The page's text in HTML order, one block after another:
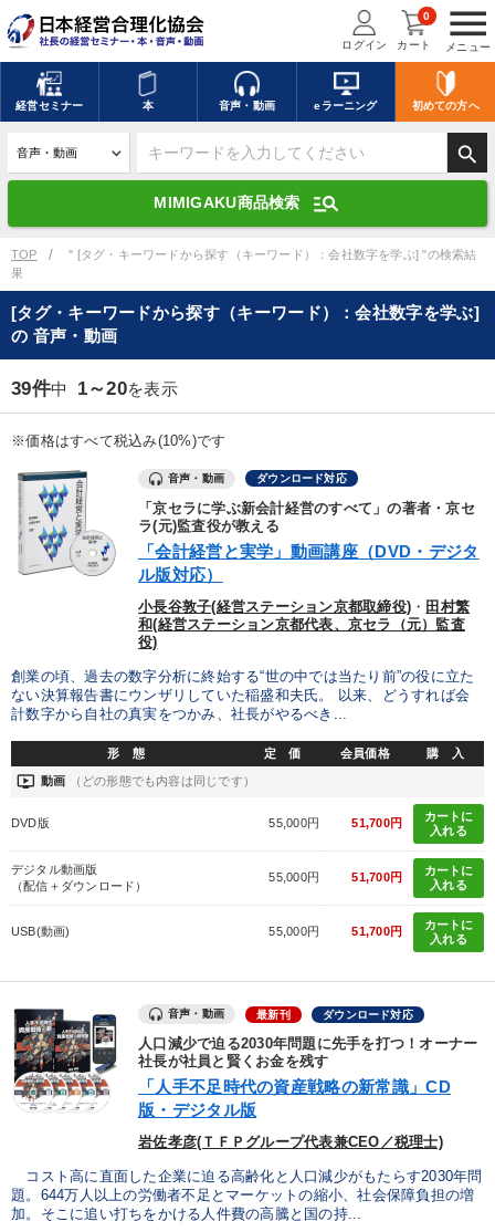
menu
メニュー
ログイン カート
0
経営セミナー 本 音声・動画 eラーニング 初めての方へ
search
MIMIGAKU商品検索 manage_search
キーワードを入力して探す
デジタル版対応のみ検索結果に表示する
search 上記の条件で検索
mic 講演収録物を探す
ます
カテゴリー
優秀各社の智恵と戦略 事業家のロマンと経営
若手異才経営者の発想 専門家のアドバイス
リーダーの器量を学ぶ
テーマ
大竹愼一書籍 「儲けの本質」を突く
【最新刊】精神科医・和田秀樹の「老いない力」＋健康な社長と
オーナー社長の「現場力の経営」＋現場の「儲ける力」をさらに
製造業 卸売・小売・飲食業
IT・サービス・金融業 コンサルタント 専門家
株式投資 DX 入門篇 大竹愼一
TOP
" [タグ・キーワードから探す（キーワード）：会社数字を学ぶ] "の検索結
果
[タグ・キーワードから探す（キーワード）：会社数字を学ぶ]
の 音声・動画
39件中 1～20を表示
※価格はすべて税込み(10%)です
音声・動画 ダウンロード対応
「京セラに学ぶ新会計経営のすべて」の著者・京セ
ラ(元)監査役が教える
「会計経営と実学」動画講座（DVD・デジタ
ル版対応）
小長谷敦子(経営ステーション京都取締役) ・ 田村繁
和(経営ステーション京都代表、京セラ（元）監査
役)
創業の頃、過去の数字分析に終始する“世の中では当たり前”の役に立た
ない決算報告書にウンザリしていた稲盛和夫氏。 以来、どうすれば会
計数字から自社の真実をつかみ、社長がやるべき...
形 態 定 価 会員価格 購 入
ondemand_video 動画 （どの形態でも内容は同じです）
DVD版 55,000円 51,700円
カートに
入れる
デジタル動画版
（配信＋ダウンロード）
55,000円 51,700円
カートに
入れる
USB(動画) 55,000円 51,700円
カートに
入れる
音声・動画 最新刊 ダウンロード対応
人口減少で迫る2030年問題に先手を打つ！オーナー
社長が社員と賢くお金を残す
「人手不足時代の資産戦略の新常識」CD
版・デジタル版
岩佐孝彦(ＴＦＰグループ代表兼CEO／税理士)
コスト高に直面した企業に迫る高齢化と人口減少がもたらす2030年問
題。644万人以上の労働者不足とマーケットの縮小、社会保障負担の増
加。そこに追い打ちをかける人件費の高騰と国の持...